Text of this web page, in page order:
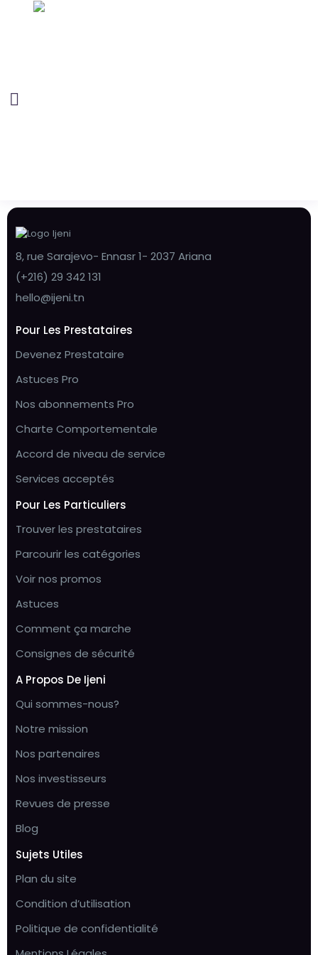
8, rue Sarajevo- Ennasr 1- 2037 Ariana
(+216) 29 342 131
hello@ijeni.tn
Pour Les Prestataires
Devenez Prestataire
Astuces Pro
Nos abonnements Pro
Charte Comportementale
Accord de niveau de service
Services acceptés
Pour Les Particuliers
Trouver les prestataires
Parcourir les catégories
Voir nos promos
Astuces
Comment ça marche
Consignes de sécurité
A Propos De Ijeni
Qui sommes-nous?
Notre mission
Nos partenaires
Nos investisseurs
Revues de presse
Blog
Sujets Utiles
Plan du site
Condition d’utilisation
Politique de confidentialité